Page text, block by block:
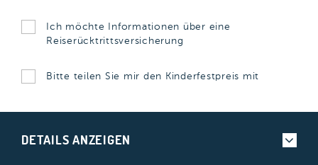
Ich möchte Informationen über eine
Reiserücktrittsversicherung
Bitte teilen Sie mir den Kinderfestpreis mit
DETAILS ANZEIGEN